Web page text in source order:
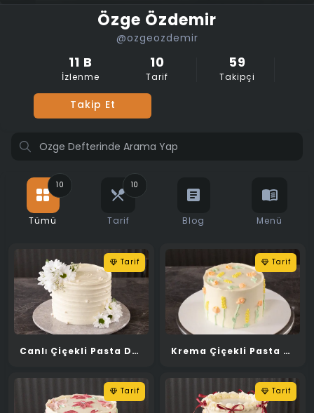
Özge Özdemir
@ozgeozdemir
11 B
İzlenme
10
Tarif
59
Takipçi
Takip Et
10
Tümü
10
Tarif Blog Menü
Tarif
Canlı Çiçekli Pasta Dekorlama
Tarif
Krema Çiçekli Pasta Dekorlama
Tarif Tarif